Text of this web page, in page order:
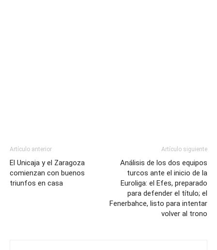
Artículo anterior
El Unicaja y el Zaragoza
comienzan con buenos
triunfos en casa
Artículo siguiente
Análisis de los dos equipos
turcos ante el inicio de la
Euroliga: el Efes, preparado
para defender el título; el
Fenerbahce, listo para intentar
volver al trono